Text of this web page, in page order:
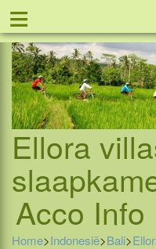
≡
Ellora
Acco Info
Home>Indonesië>Bali>